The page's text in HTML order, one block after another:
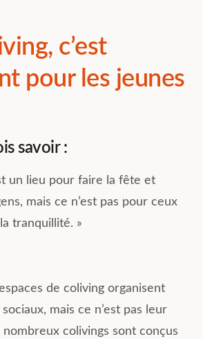
c’est
pour les jeunes
savoir :
un lieu pour faire la fête et
mais ce n’est pas pour ceux
tranquillité. »
de coliving organisent
mais ce n’est pas leur
nombreux colivings sont conçus